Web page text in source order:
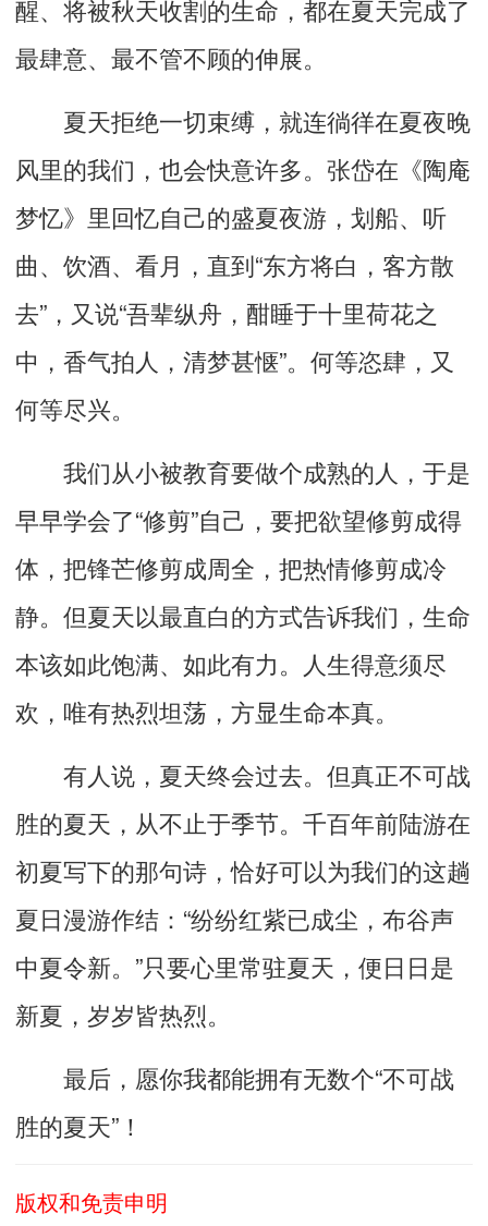
醒、将被秋天收割的生命，都在夏天完成了
最肆意、最不管不顾的伸展。
夏天拒绝一切束缚，就连徜徉在夏夜晚
风里的我们，也会快意许多。张岱在《陶庵
梦忆》里回忆自己的盛夏夜游，划船、听
曲、饮酒、看月，直到“东方将白，客方散
去” ， 又说“吾辈纵舟，酣睡于十里荷花之
中，香气拍人，清梦甚惬”。 何等恣肆，又
何等尽兴。
我们从小被教育要做个成熟的人，于是
早早学会了“修剪”自己，要把欲望修剪成得
体，把锋芒修剪成周全，把热情修剪成冷
静。但夏天以最直白的方式告诉我们，生命
本该如此饱满、如此有力。人生得意须尽
欢， 唯有热烈坦荡，方显生命本真。
有人说，夏天终会过去。但真正不可战
胜的夏天，从不止于季节。 千百年前陆游在
初夏写下的那句诗，恰好可以为我们的这趟
夏日漫游作结： “纷纷红紫已成尘，布谷声
中夏令新。 ”只要心里常驻夏天，便日日是
新夏，岁岁皆热烈。
最后，愿你我都能拥有无数个“不可战
胜的夏天” ！
版权和免责申明